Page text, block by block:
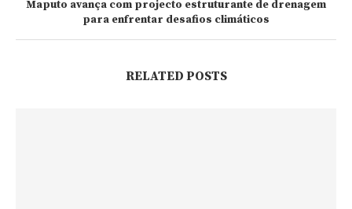
Maputo avança com projecto estruturante de drenagem
para enfrentar desafios climáticos
RELATED POSTS